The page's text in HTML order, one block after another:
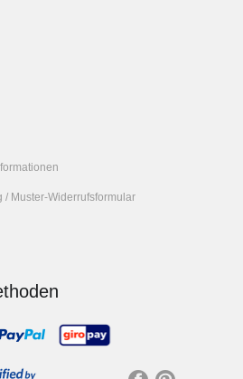
/ Muster-Widerrufsformular